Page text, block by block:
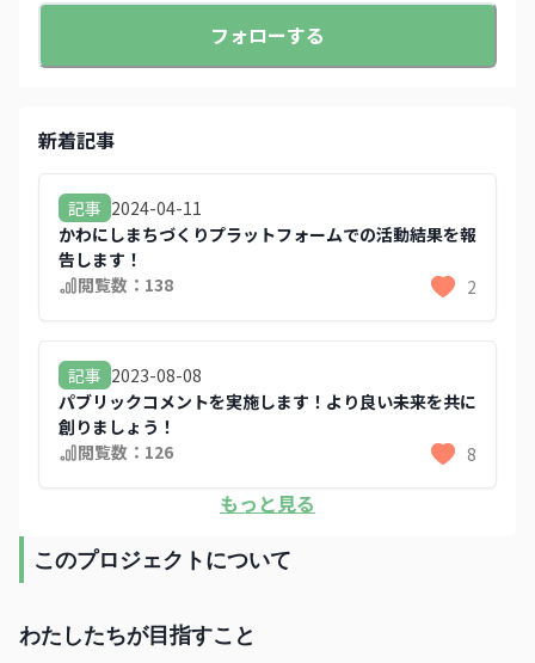
フォローする
新着記事
記事 2024-04-11
かわにしまちづくりプラットフォームでの活動結果を報
告します！
閲覧数： 138 2
記事 2023-08-08
パブリックコメントを実施します！より良い未来を共に
創りましょう！
閲覧数： 126 8
もっと見る
このプロジェクトについて
わたしたちが目指すこと